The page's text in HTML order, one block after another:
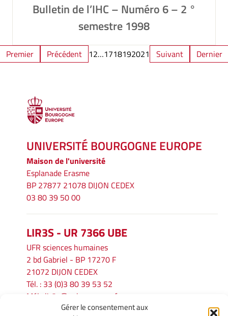
Gérer le consentement aux
Bulletin de l’IHC – Numéro 6 – 2 °
semestre 1998
Premier Précédent 12…1718192021 Suivant Dernier
UNIVERSITÉ BOURGOGNE EUROPE
Maison de l'université
Esplanade Erasme
BP 27877 21078 DIJON CEDEX
03 80 39 50 00
LIR3S - UR 7366 UBE
UFR sciences humaines
2 bd Gabriel - BP 17270 F
21072 DIJON CEDEX
Tél. : 33 (0)3 80 39 53 52
Mél : lir3s@u-bourgogne.fr